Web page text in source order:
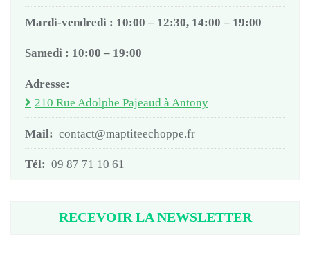
Mardi-vendredi : 10:00 – 12:30, 14:00 – 19:00
Samedi : 10:00 – 19:00
Adresse:
210 Rue Adolphe Pajeaud à Antony
Mail: contact@maptiteechoppe.fr
Tél: 09 87 71 10 61
RECEVOIR LA NEWSLETTER